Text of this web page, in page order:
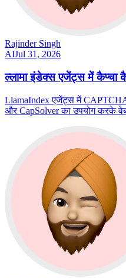
Rajinder Singh
AIJul 31, 2026
ल्लामा इंडेक्स एजेंट्स में कैप्चा
LlamaIndex एजेंट्स में
और CapSolver का उपयोग करके